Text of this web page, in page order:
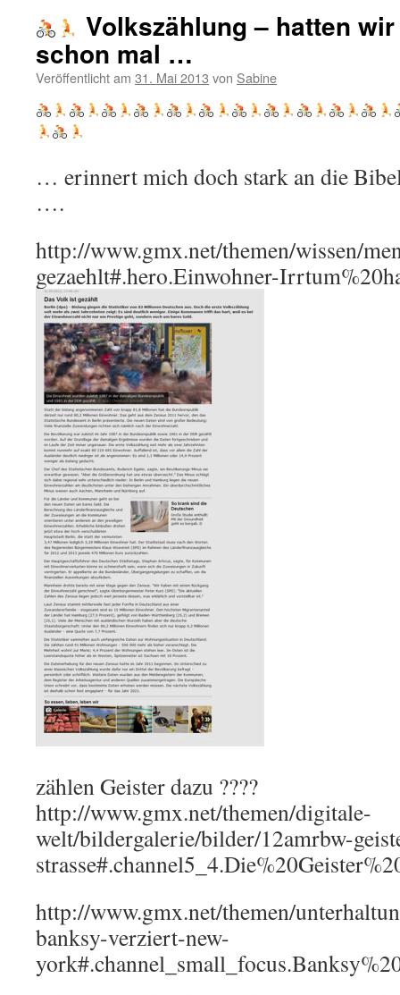
Volkszählung – hatten
schon mal …
Veröffentlicht am 31. Mai 2013 von Sabine
… erinnert mich doch stark an die
….
http://www.gmx.net/themen/wissen/
gezaehlt#.hero.Einwohner-
zählen Geister dazu ????
http://www.gmx.net/themen/digitale-
welt/bildergalerie/bilder/12amrbw-
http://www.gmx.net/themen/
banksy-verziert-new-